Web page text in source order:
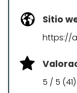
Sitio
https://
5 / 5 (41)